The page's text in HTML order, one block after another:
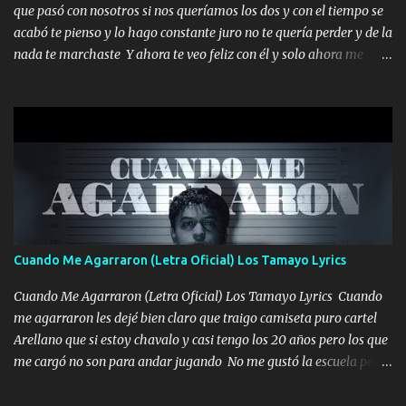
tengo de mi mente no se va, en mi corazón me llevo lo mismo que
tu papá, a veces me pongo triste porque no puedo mirarte, mas se
que tu me escuchas porque tu eres mi gran ángel, El desespero me
que pasó con nosotros si nos queríamos los dos y con el tiempo se
acabó te pienso y lo hago constante juro no te quería perder y de la
nada te marchaste Y ahora te veo feliz con él y solo ahora me
pero eso ya no va a pasar me perderé en la soledad Porque me
mirabas bonito si yo no fui el final feliz el final fue triste pa mí Y
duele no tenerte aquí sabiendo que moría por ti yo y la luna
cantamos y por ti nos embriagamos Quién sabe qué será de mí si
contigo fui muy feliz a lo mejor no lloró pero muy en el fondo te
adoro
Cuando Me Agarraron (Letra Oficial) Los Tamayo Lyrics
Cuando Me Agarraron (Letra Oficial) Los Tamayo Lyrics Cuando
me agarraron les dejé bien claro que traigo camiseta puro cartel
Arellano que si estoy chavalo y casi tengo los 20 años pero los que
me cargó no son para andar jugando No me gustó la escuela pero